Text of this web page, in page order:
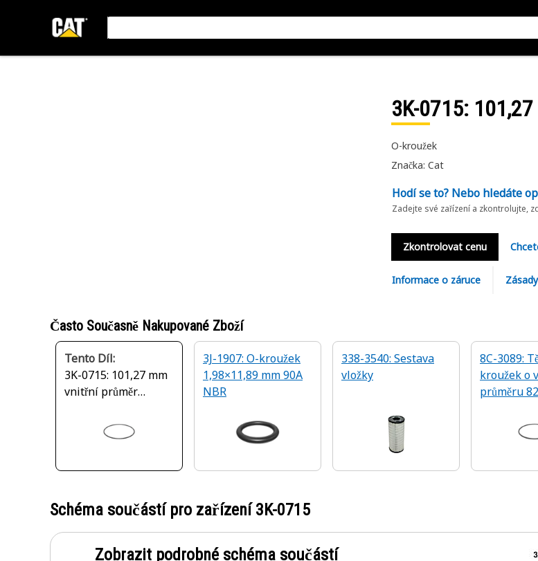
3K-0715:
O-kroužek
Značka: Cat
Hodí se to? Nebo hledáte
Zadejte své zařízení a zkontrolujte,
Zkontrolovat cenu
Informace o záruce
Často Současně Nakupované Zboží
Tento Díl:
3K-0715: 101,27 mm
vnitřní průměr
3J-1907: O-kroužek
1,98×11,89 mm 90A
NBR
338-3540: Sestava
vložky
8C-3089:
kroužek o
průměru
Schéma součástí pro zařízení3K-0715
Zobrazit podrobné schéma součástí